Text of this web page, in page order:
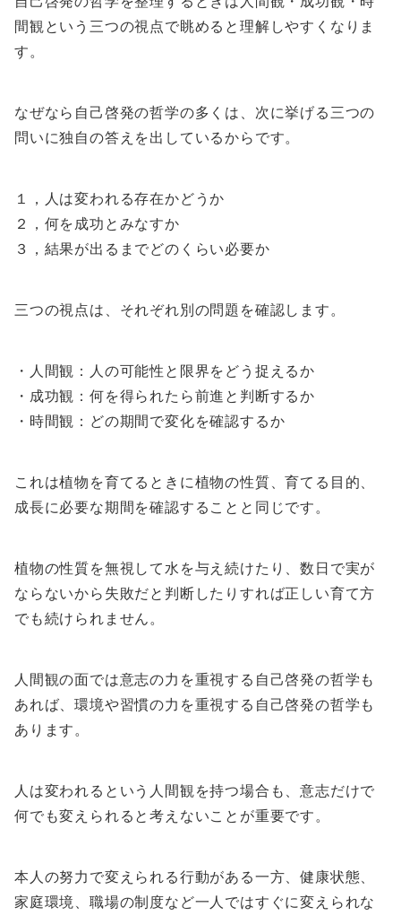
間観という三つの視点で眺めると理解しやすくなりま
す。
なぜなら自己啓発の哲学の多くは、次に挙げる三つの
問いに独自の答えを出しているからです。
１，人は変われる存在かどうか
２，何を成功とみなすか
３，結果が出るまでどのくらい必要か
三つの視点は、それぞれ別の問題を確認します。
・人間観：人の可能性と限界をどう捉えるか
・成功観：何を得られたら前進と判断するか
・時間観：どの期間で変化を確認するか
これは植物を育てるときに植物の性質、育てる目的、
成長に必要な期間を確認することと同じです。
植物の性質を無視して水を与え続けたり、数日で実が
ならないから失敗だと判断したりすれば正しい育て方
でも続けられません。
人間観の面では意志の力を重視する自己啓発の哲学も
あれば、環境や習慣の力を重視する自己啓発の哲学も
あります。
人は変われるという人間観を持つ場合も、意志だけで
何でも変えられると考えないことが重要です。
本人の努力で変えられる行動がある一方、健康状態、
家庭環境、職場の制度など一人ではすぐに変えられな